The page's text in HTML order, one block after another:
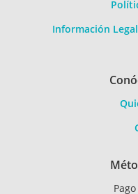
Información